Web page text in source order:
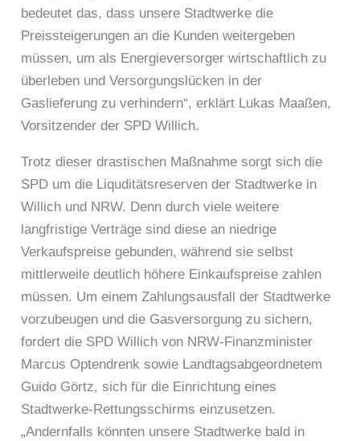
bedeutet das, dass unsere Stadtwerke die
Preissteigerungen an die Kunden weitergeben
müssen, um als Energieversorger wirtschaftlich zu
überleben und Versorgungslücken in der
Gaslieferung zu verhindern“, erklärt Lukas Maaßen,
Vorsitzender der SPD Willich.
Trotz dieser drastischen Maßnahme sorgt sich die
SPD um die Liquditätsreserven der Stadtwerke in
Willich und NRW. Denn durch viele weitere
langfristige Verträge sind diese an niedrige
Verkaufspreise gebunden, während sie selbst
mittlerweile deutlich höhere Einkaufspreise zahlen
müssen. Um einem Zahlungsausfall der Stadtwerke
vorzubeugen und die Gasversorgung zu sichern,
fordert die SPD Willich von NRW-Finanzminister
Marcus Optendrenk sowie Landtagsabgeordnetem
Guido Görtz, sich für die Einrichtung eines
Stadtwerke-Rettungsschirms einzusetzen.
„Andernfalls könnten unsere Stadtwerke bald in